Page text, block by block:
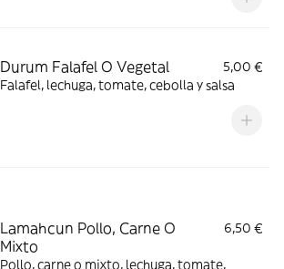
Durum Falafel O Vegetal
5,00 €
Falafel, lechuga, tomate, cebolla y salsa
Lamahcun Pollo, Carne O
Mixto
6,50 €
Pollo, carne o mixto, lechuga, tomate,